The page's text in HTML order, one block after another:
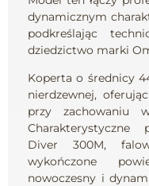
dynamicznym
podkreślając
dziedzictwo marki
Koperta o średnicy
nierdzewnej,
przy zachowaniu
Charakterystyczne
Diver 300M,
wykończone
nowoczesny i